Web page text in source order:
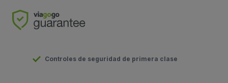
Controles de seguridad de primera clase